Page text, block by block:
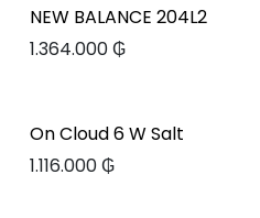
NEW BALANCE 204L2
1.364.000₲
On Cloud 6 W Salt
1.116.000₲